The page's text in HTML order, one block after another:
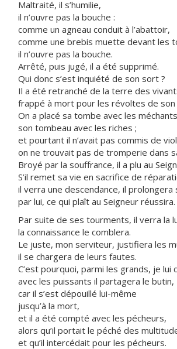
Maltraité, il s’humilie,
il n’ouvre pas la bouche :
comme un agneau conduit à l’abattoir,
comme une brebis muette devant les
il n’ouvre pas la bouche.
Arrêté, puis jugé, il a été supprimé.
Qui donc s’est inquiété de son sort ?
Il a été retranché de la terre des
frappé à mort pour les révoltes de son
On a placé sa tombe avec les
son tombeau avec les riches ;
et pourtant il n’avait pas commis de
on ne trouvait pas de tromperie dans
Broyé par la souffrance, il a plu au
S’il remet sa vie en sacrifice de
il verra une descendance, il prolongera
par lui, ce qui plaît au Seigneur réussira.
Par suite de ses tourments, il verra la
la connaissance le comblera.
Le juste, mon serviteur, justifiera les
il se chargera de leurs fautes.
C’est pourquoi, parmi les grands, je lui
avec les puissants il partagera le butin,
car il s’est dépouillé lui-même
jusqu’à la mort,
et il a été compté avec les pécheurs,
alors qu’il portait le péché des
et qu’il intercédait pour les pécheurs.